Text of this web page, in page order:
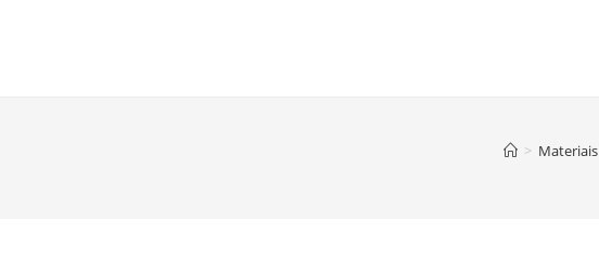
> Materiais